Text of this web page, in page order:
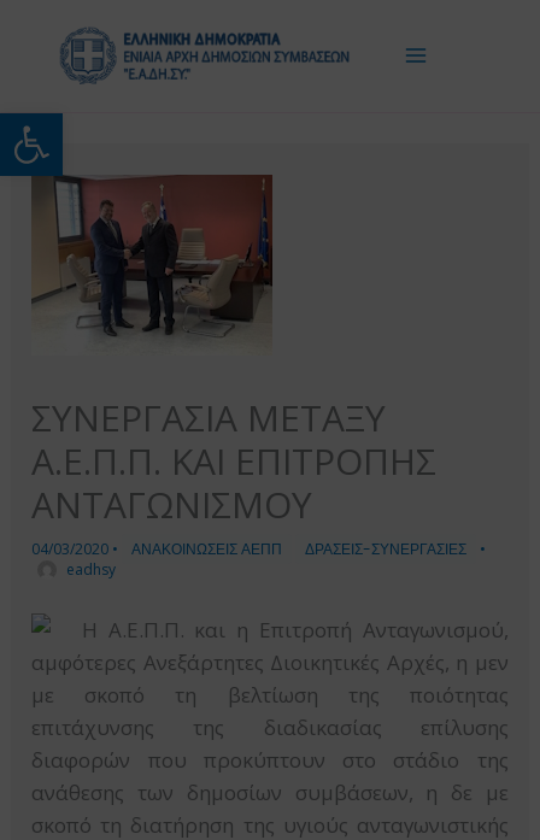
Ανοίξτε τη γραμμή
περιεχόμενο
ΣΥΝΕΡΓΑΣΙΑ ΜΕΤΑΞΥ
Α.Ε.Π.Π. ΚΑΙ ΕΠΙΤΡΟΠΗΣ
ΑΝΤΑΓΩΝΙΣΜΟΥ
04/03/2020 • ΑΝΑΚΟΙΝΩΣΕΙΣ ΑΕΠΠ ΔΡΑΣΕΙΣ-ΣΥΝΕΡΓΑΣΙΕΣ
•
eadhsy
Η Α.Ε.Π.Π. και η Επιτροπή Ανταγωνισμού,
αμφότερες Ανεξάρτητες Διοικητικές Αρχές, η μεν
με σκοπό τη βελτίωση της ποιότητας
επιτάχυνσης της διαδικασίας επίλυσης
διαφορών που προκύπτουν στο στάδιο της
ανάθεσης των δημοσίων συμβάσεων, η δε με
σκοπό τη διατήρηση της υγιούς ανταγωνιστικής